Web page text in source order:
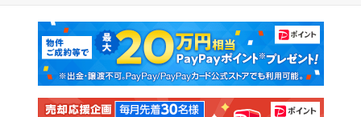
新築マンション 中古マンション
新築一戸建て 中古一戸建て
注文住宅 土地
マンションカタログ 教えて！住まいの先生